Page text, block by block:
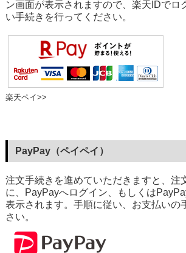
ン画面が表示されますので、楽天IDでロ
い手続きを行ってください。
楽天ペイ>>
PayPay（ペイペイ）
注文手続きを進めていただきますと、注
に、PayPayへログイン、もしくは
表示されます。手順に従い、お支払いの
さい。